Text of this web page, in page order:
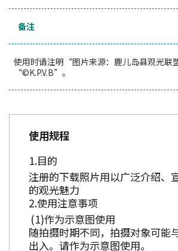
备注
使用时请注明“图片来源：鹿儿岛县观光联
“©K.P.V.B”。
使用规程
目的
注册的下载照片用以广泛介绍、
的观光魅力
使用注意事项
作为示意图使用
随拍摄时期不同，拍摄对象可能
出入。请作为示意图使用。